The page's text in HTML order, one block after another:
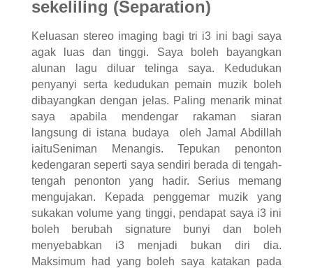
sekeliling (Separation)
Keluasan stereo imaging bagi tri i3 ini bagi saya
agak luas dan tinggi. Saya boleh bayangkan
alunan lagu diluar telinga saya. Kedudukan
penyanyi serta kedudukan pemain muzik boleh
dibayangkan dengan jelas. Paling menarik minat
saya apabila mendengar rakaman siaran
langsung di istana budaya oleh Jamal Abdillah
iaituSeniman Menangis. Tepukan penonton
kedengaran seperti saya sendiri berada di tengah-
tengah penonton yang hadir. Serius memang
mengujakan. Kepada penggemar muzik yang
sukakan volume yang tinggi, pendapat saya i3 ini
boleh berubah signature bunyi dan boleh
menyebabkan i3 menjadi bukan diri dia.
Maksimum had yang boleh saya katakan pada